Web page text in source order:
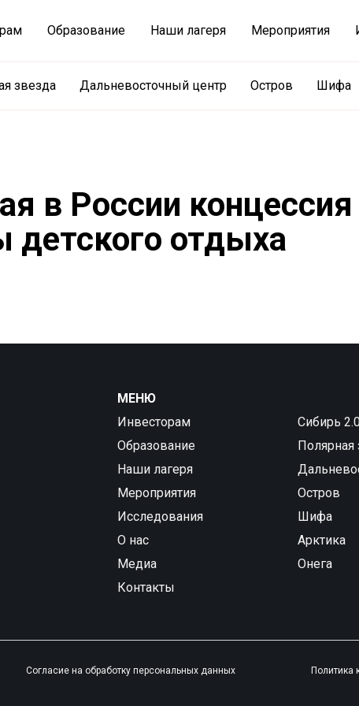
Образование Наши лагеря Мероприятия
звезда Дальневосточный центр Остров Шифа
в России
детского отдыха
МЕНЮ
Инвесторам
Образование
Наши лагеря
Мероприятия
Исследования
О нас
Медиа
Контакты
Сибирь
Полярная
Остров
Шифа
Арктика
Онега
Согласие на обработку персональных данных Политика